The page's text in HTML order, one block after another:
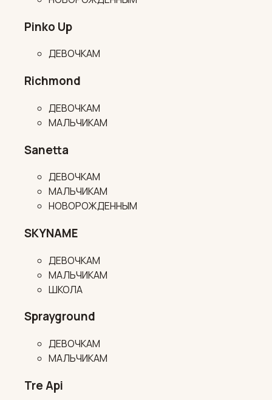
Pinko Up
ДЕВОЧКАМ
Richmond
ДЕВОЧКАМ
МАЛЬЧИКАМ
Sanetta
ДЕВОЧКАМ
МАЛЬЧИКАМ
НОВОРОЖДЕННЫМ
SKYNAME
ДЕВОЧКАМ
МАЛЬЧИКАМ
ШКОЛА
Sprayground
ДЕВОЧКАМ
МАЛЬЧИКАМ
Tre Api